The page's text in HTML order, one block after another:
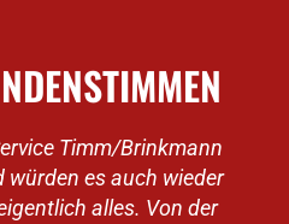
Timm/Brinkmann
es auch wieder
alles. Von der